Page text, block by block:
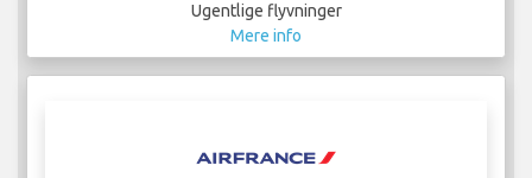
Ugentlige flyvninger
Mere info